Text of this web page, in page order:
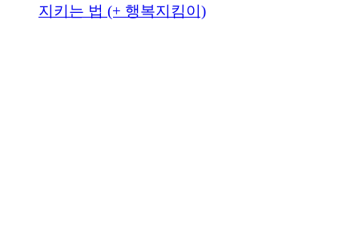
지키는 법 (+ 행복지킴이)